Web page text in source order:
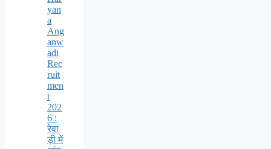
yan
a
Ang
anw
adi
Rec
ruit
men
t
202
6 :
रेवा
ड़ी में